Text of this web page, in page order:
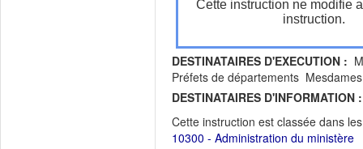
Cette instruction ne modifie
instruction.
DESTINATAIRES D'EXECUTION :
Préfets de départements
DESTINATAIRES D'INFORMATION :
Cette instruction est classée dans
10300 - Administration du ministère